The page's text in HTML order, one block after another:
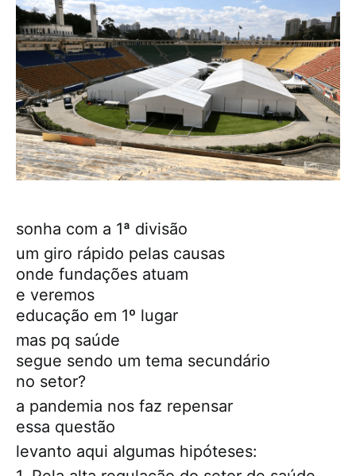
sonha com a 1ª divisão
um giro rápido pelas causas
onde fundações atuam
e veremos
educação em 1º lugar
mas pq saúde
segue sendo um tema secundário
no setor?
a pandemia nos faz repensar
essa questão
levanto aqui algumas hipóteses: